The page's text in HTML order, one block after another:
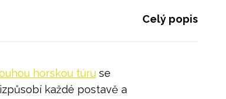
Celý popis
horskou túru se
každé postavě a